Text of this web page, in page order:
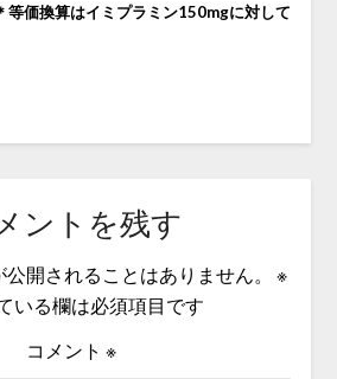
等価換算はイミプラミン150mgに対して
ントを残す
開されることはありません。
※
いる欄は必須項目です
コメント ※